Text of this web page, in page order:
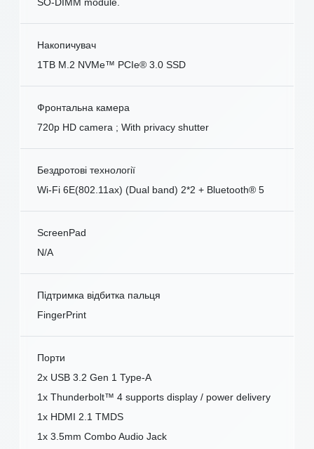
Накопичувач
1TB M.2 NVMe™ PCIe® 3.0 SSD
Фронтальна камера
720p HD camera ; With privacy shutter
Бездротові технології
Wi-Fi 6E(802.11ax) (Dual band) 2*2 + Bluetooth® 5
ScreenPad
N/A
Підтримка відбитка пальця
FingerPrint
Порти
2x USB 3.2 Gen 1 Type-A
1x Thunderbolt™ 4 supports display / power delivery
1x HDMI 2.1 TMDS
1x 3.5mm Combo Audio Jack